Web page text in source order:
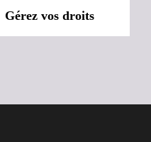
Gérez vos droits